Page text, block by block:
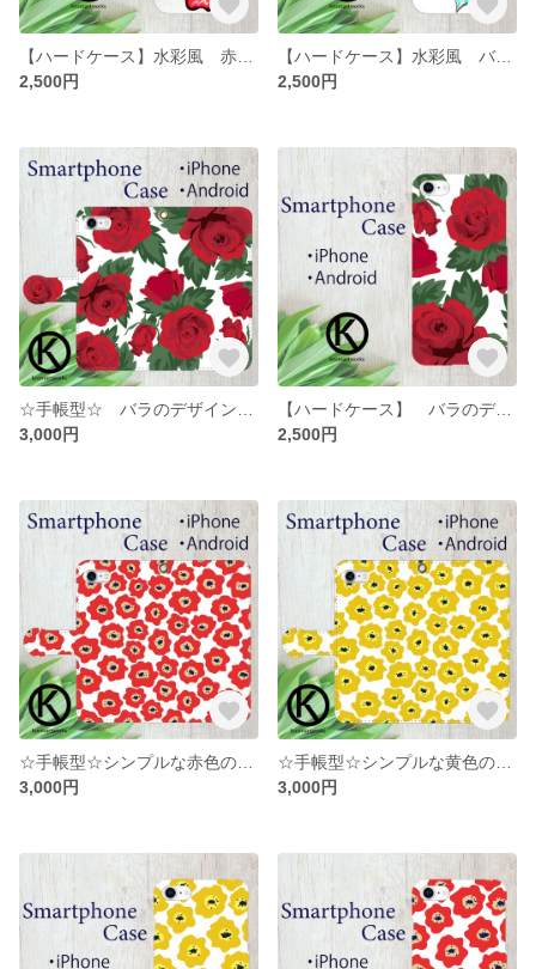
2,500円
【ハードケース】水彩風 バラの柄のスマホケース
2,500円
3,000円
【ハードケース】 バラのデザインのスマホケース
2,500円
3,000円
3,000円